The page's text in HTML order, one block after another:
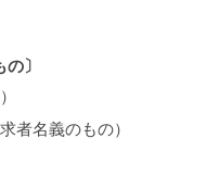
〕
者名義のもの）